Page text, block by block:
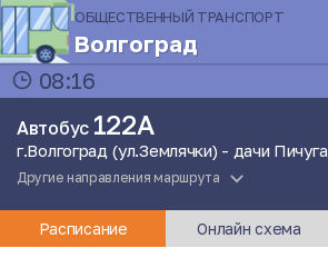
ОБЩЕСТВЕННЫЙ ТРАНСПОРТ
Волгоград
08:16
Автобус 122А
г.Волгоград (ул.Землячки) - дачи Пичуга
Другие направления маршрута
Расписание Онлайн схема